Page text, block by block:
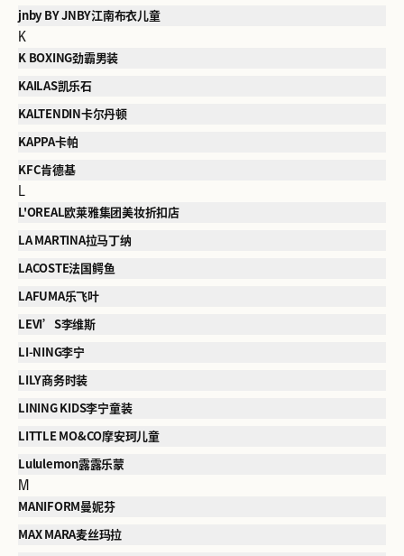
jnby BY JNBY江南布衣儿童
K
K BOXING劲霸男装
KAILAS凯乐石
KALTENDIN卡尔丹顿
KAPPA卡帕
KFC肯德基
L
L'OREAL欧莱雅集团美妆折扣店
LA MARTINA拉马丁纳
LACOSTE法国鳄鱼
LAFUMA乐飞叶
LEVI’S李维斯
LI-NING李宁
LILY商务时装
LINING KIDS李宁童装
LITTLE MO&CO摩安珂儿童
Lululemon露露乐蒙
M
MANIFORM曼妮芬
MAX MARA麦丝玛拉